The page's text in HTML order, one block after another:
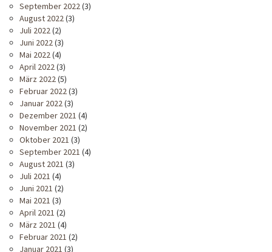
September 2022(3)
August 2022(3)
Juli 2022(2)
Juni 2022(3)
Mai 2022(4)
April 2022(3)
März 2022(5)
Februar 2022(3)
Januar 2022(3)
Dezember 2021 (4)
November 2021 (2)
Oktober 2021 (3)
September 2021 (4)
August 2021 (3)
Juli 2021 (4)
Juni 2021 (2)
Mai 2021 (3)
April 2021 (2)
März 2021 (4)
Februar 2021 (2)
Januar 2021 (3)